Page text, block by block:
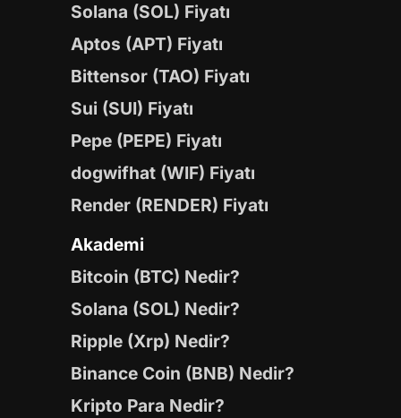
Solana (SOL) Fiyatı
Aptos (APT) Fiyatı
Bittensor (TAO) Fiyatı
Sui (SUI) Fiyatı
Pepe (PEPE) Fiyatı
dogwifhat (WIF) Fiyatı
Render (RENDER) Fiyatı
Akademi
Bitcoin (BTC) Nedir?
Solana (SOL) Nedir?
Ripple (Xrp) Nedir?
Binance Coin (BNB) Nedir?
Kripto Para Nedir?